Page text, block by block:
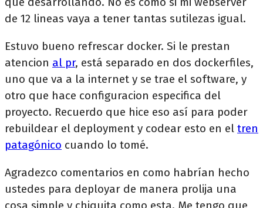
de 12 lineas vaya a tener tantas sutilezas igual.
Estuvo bueno refrescar docker. Si le prestan
atencion al pr, está separado en dos dockerfiles,
uno que va a la internet y se trae el software, y
otro que hace configuracion especifica del
proyecto. Recuerdo que hice eso así para poder
rebuildear el deployment y codear esto en el tren
patagónico cuando lo tomé.
Agradezco comentarios en como habrían hecho
ustedes para deployar de manera prolija una
cosa simple y chiquita como esta. Me tengo que